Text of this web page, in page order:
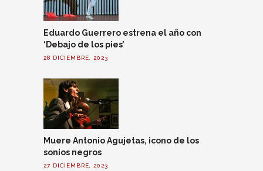
Eduardo Guerrero estrena el año con
‘Debajo de los pies’
28 DICIEMBRE, 2023
Muere Antonio Agujetas, icono de los
soníos negros
27 DICIEMBRE, 2023